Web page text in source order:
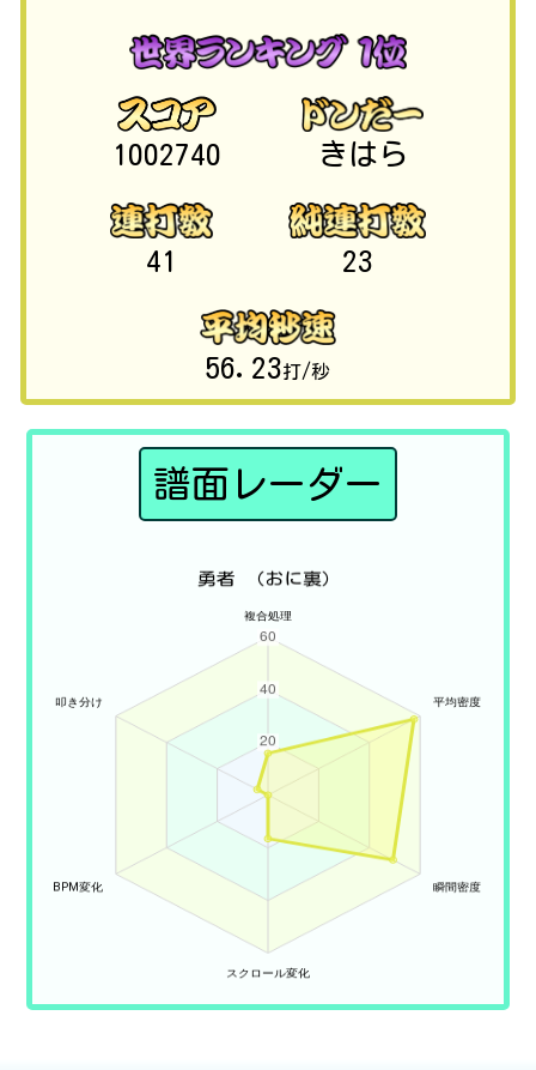
1002740 きはら
41 23
56.23打/秒
譜面レーダー